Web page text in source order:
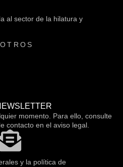
al sector de la hilatura y
momento. Para ello, consulte
contacto en el aviso legal.
y la política de